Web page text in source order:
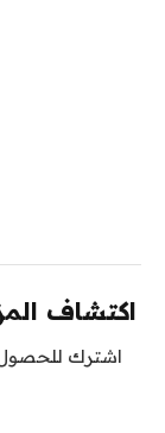
اكتشاف
اشترك للحصول